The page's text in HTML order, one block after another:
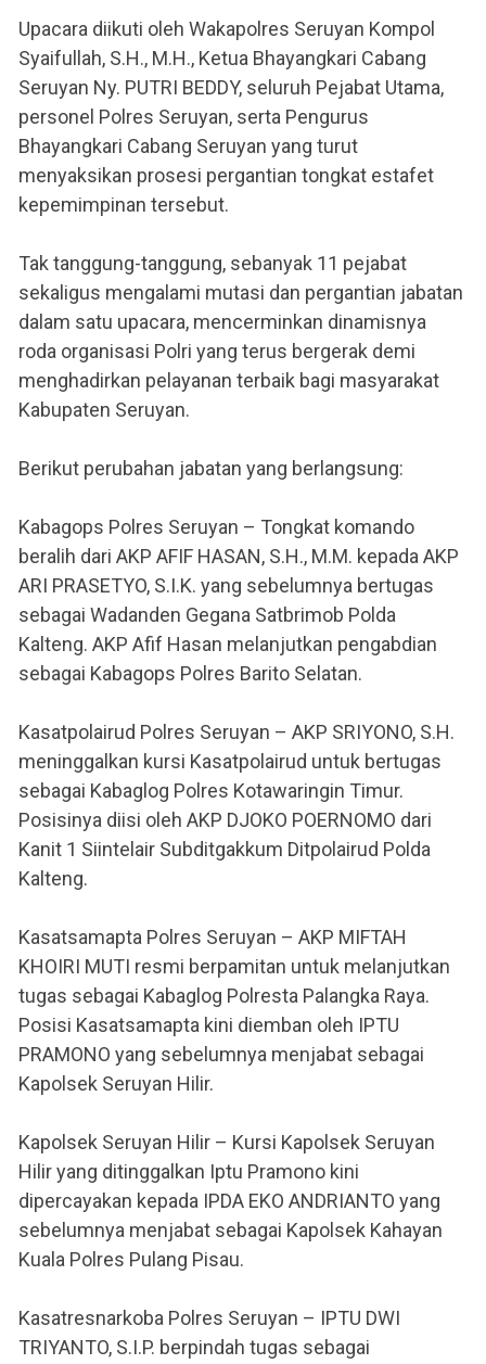
Upacara diikuti oleh Wakapolres Seruyan Kompol
Syaifullah, S.H., M.H., Ketua Bhayangkari Cabang
Seruyan Ny. PUTRI BEDDY, seluruh Pejabat Utama,
personel Polres Seruyan, serta Pengurus
Bhayangkari Cabang Seruyan yang turut
menyaksikan prosesi pergantian tongkat estafet
kepemimpinan tersebut.
Tak tanggung-tanggung, sebanyak 11 pejabat
sekaligus mengalami mutasi dan pergantian jabatan
dalam satu upacara, mencerminkan dinamisnya
roda organisasi Polri yang terus bergerak demi
menghadirkan pelayanan terbaik bagi masyarakat
Kabupaten Seruyan.
Berikut perubahan jabatan yang berlangsung:
Kabagops Polres Seruyan – Tongkat komando
beralih dari AKP AFIF HASAN, S.H., M.M. kepada AKP
ARI PRASETYO, S.I.K. yang sebelumnya bertugas
sebagai Wadanden Gegana Satbrimob Polda
Kalteng. AKP Afif Hasan melanjutkan pengabdian
sebagai Kabagops Polres Barito Selatan.
Kasatpolairud Polres Seruyan – AKP SRIYONO, S.H.
meninggalkan kursi Kasatpolairud untuk bertugas
sebagai Kabaglog Polres Kotawaringin Timur.
Posisinya diisi oleh AKP DJOKO POERNOMO dari
Kanit 1 Siintelair Subditgakkum Ditpolairud Polda
Kalteng.
Kasatsamapta Polres Seruyan – AKP MIFTAH
KHOIRI MUTI resmi berpamitan untuk melanjutkan
tugas sebagai Kabaglog Polresta Palangka Raya.
Posisi Kasatsamapta kini diemban oleh IPTU
PRAMONO yang sebelumnya menjabat sebagai
Kapolsek Seruyan Hilir.
Kapolsek Seruyan Hilir – Kursi Kapolsek Seruyan
Hilir yang ditinggalkan Iptu Pramono kini
dipercayakan kepada IPDA EKO ANDRIANTO yang
sebelumnya menjabat sebagai Kapolsek Kahayan
Kuala Polres Pulang Pisau.
Kasatresnarkoba Polres Seruyan – IPTU DWI
TRIYANTO, S.I.P. berpindah tugas sebagai